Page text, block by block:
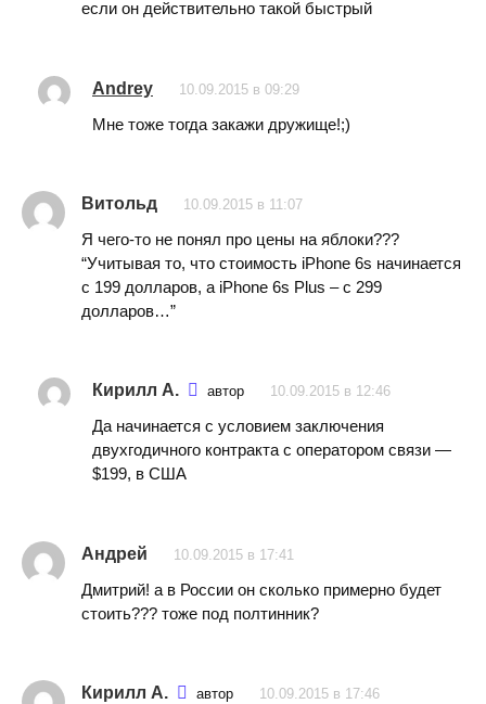
если он действительно такой быстрый
Andrey 10.09.2015 в 09:29
Мне тоже тогда закажи дружище!;)
Витольд 10.09.2015 в 11:07
Я чего-то не понял про цены на яблоки???
“Учитывая то, что стоимость iPhone 6s начинается
с 199 долларов, а iPhone 6s Plus – с 299
долларов…”
Кирилл А. автор 10.09.2015 в 12:46
Да начинается с условием заключения
двухгодичного контракта с оператором связи —
$199, в США
Андрей 10.09.2015 в 17:41
Дмитрий! а в России он сколько примерно будет
стоить??? тоже под полтинник?
Кирилл А. автор 10.09.2015 в 17:46